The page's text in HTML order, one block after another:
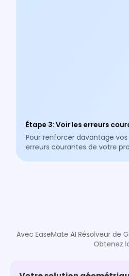
Étape 3:Voir les erreurs
Pour renforcer davantage
erreurs courantes de votre
Avec EaseMate AI Résolveur
Obtenez